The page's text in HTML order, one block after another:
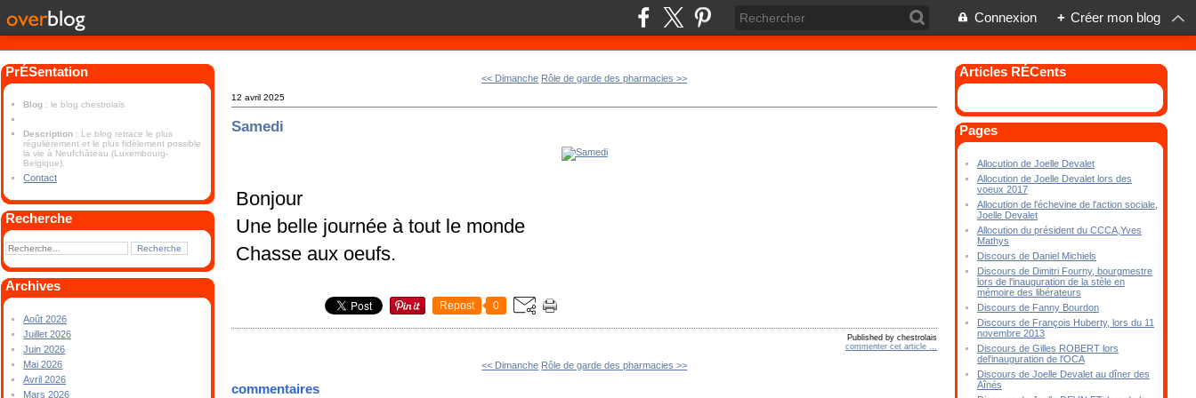
Connexion + Créer mon blog
PrÉSentation
Blog : le blog chestrolais
Description : Le blog retrace le plus
régulièrement et le plus fidèlement possible
la vie à Neufchâteau (Luxembourg-
Belgique).
Contact
Recherche
Archives
Août 2026
Juillet 2026
Juin 2026
Mai 2026
Avril 2026
Mars 2026
<< Dimanche Rôle de garde des pharmacies >>
12 avril 2025
Samedi
Bonjour
Une belle journée à tout le monde
Chasse aux oeufs.
Repost 0
Published by chestrolais
commenter cet article
<< Dimanche Rôle de garde des pharmacies >>
commentaires
Articles RÉCents
Pages
Allocution de Joelle Devalet
Allocution de Joelle Devalet lors des
voeux 2017
Allocution de l'échevine de l'action sociale,
Joelle Devalet
Allocution du président du CCCA,Yves
Mathys
Discours de Daniel Michiels
Discours de Dimitri Fourny, bourgmestre
lors de l'inauguration de la stèle en
mémoire des libérateurs
Discours de Fanny Bourdon
Discours de François Huberty, lors du 11
novembre 2013
Discours de Gilles ROBERT lors
del'inauguration de l'OCA
Discours de Joelle Devalet au dîner des
Aînés